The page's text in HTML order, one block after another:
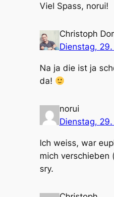
Viel Spass, norui!
Christoph
Dienstag,
Na ja die ist ja
da!
norui
Dienstag,
Ich weiss, war
mich verschieben
sry.